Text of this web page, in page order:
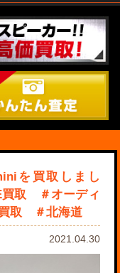
を買取しまし
取 ＃オーディ
取 ＃北海道
2021.04.30